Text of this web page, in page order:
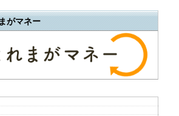
がマネー